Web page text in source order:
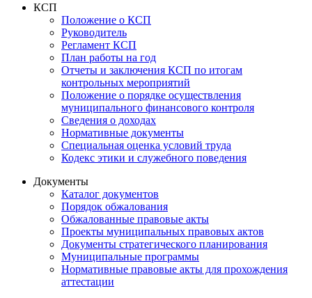
КСП
Положение о КСП
Руководитель
Регламент КСП
План работы на год
Отчеты и заключения КСП по итогам
контрольных мероприятий
Положение о порядке осуществления
муниципального финансового контроля
Сведения о доходах
Нормативные документы
Специальная оценка условий труда
Кодекс этики и служебного поведения
Документы
Каталог документов
Порядок обжалования
Обжалованные правовые акты
Проекты муниципальных правовых актов
Документы стратегического планирования
Муниципальные программы
Нормативные правовые акты для прохождения
аттестации